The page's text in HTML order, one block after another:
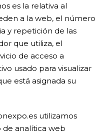
es la relativa al
a la web, el número
y repetición de las
que utiliza, el
de acceso a
usado para visualizar
está asignada su
utilizamos
de analítica web